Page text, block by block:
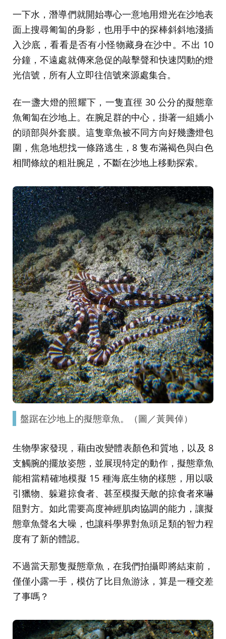
一下水，潛導們就開始專心一意地用燈光在沙地表
面上搜尋匍匐的身影，也用手中的探棒斜斜地淺插
入沙底，看看是否有小怪物藏身在沙中。不出 10
分鐘，不遠處就傳來急促的敲擊聲和快速閃動的燈
光信號，所有人立即往信號來源處集合。
在一盞大燈的照耀下，一隻直徑 30 公分的擬態章
魚匍匐在沙地上。在腕足群的中心，掛著一組嬌小
的頭部與外套膜。這隻章魚被不同方向好幾盞燈包
圍，焦急地想找一條路逃生，8 隻布滿褐色與白色
相間條紋的粗壯腕足，不斷在沙地上移動探索。
盤踞在沙地上的擬態章魚。（圖／黃興倬）
生物學家發現，藉由改變體表顏色和質地，以及 8
支觸腕的擺放姿態，並展現特定的動作，擬態章魚
能相當精確地模擬 15 種海底生物的樣態，用以吸
引獵物、躲避掠食者、甚至模擬天敵的掠食者來嚇
阻對方。如此需要高度神經肌肉協調的能力，讓擬
態章魚聲名大噪，也讓科學界對魚頭足類的智力程
度有了新的體認。
不過當天那隻擬態章魚，在我們拍攝即將結束前，
僅僅小露一手，模仿了比目魚游泳，算是一種交差
了事嗎？